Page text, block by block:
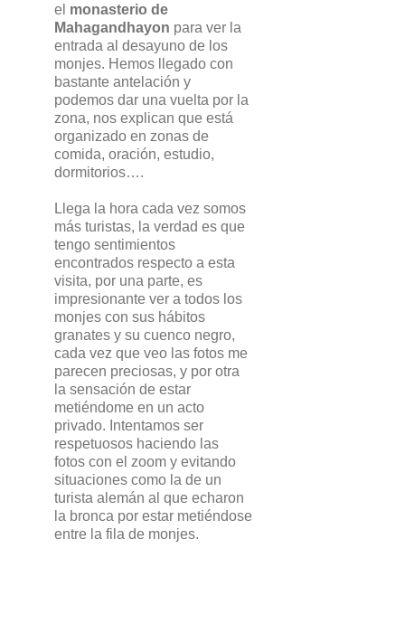
el monasterio de
Mahagandhayon para ver la
entrada al desayuno de los
monjes. Hemos llegado con
bastante antelación y
podemos dar una vuelta por la
zona, nos explican que está
organizado en zonas de
comida, oración, estudio,
dormitorios….
Llega la hora cada vez somos
más turistas, la verdad es que
tengo sentimientos
encontrados respecto a esta
visita, por una parte, es
impresionante ver a todos los
monjes con sus hábitos
granates y su cuenco negro,
cada vez que veo las fotos me
parecen preciosas, y por otra
la sensación de estar
metiéndome en un acto
privado. Intentamos ser
respetuosos haciendo las
fotos con el zoom y evitando
situaciones como la de un
turista alemán al que echaron
la bronca por estar metiéndose
entre la fila de monjes.